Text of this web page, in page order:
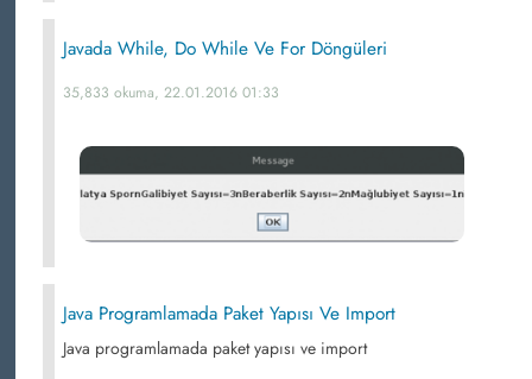
Javada While, Do While Ve For Döngüleri
35,833 okuma, 22.01.2016 01:33
Java Programlamada Paket Yapısı Ve Import
Java programlamada paket yapısı ve import